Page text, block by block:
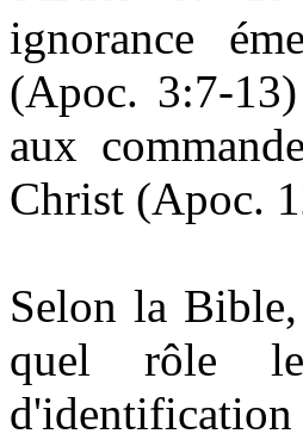
ignorance
(Apoc. 3:7-
aux
Christ (Apoc.
Selon la
quel rôle le
d'identification